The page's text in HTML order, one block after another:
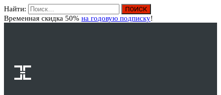
Найти:
Временная скидка 50% на годовую подписку!